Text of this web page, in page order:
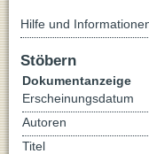
Hilfe und
Stöbern
Dokumentanzeige
Erscheinungsdatum
Autoren
Titel